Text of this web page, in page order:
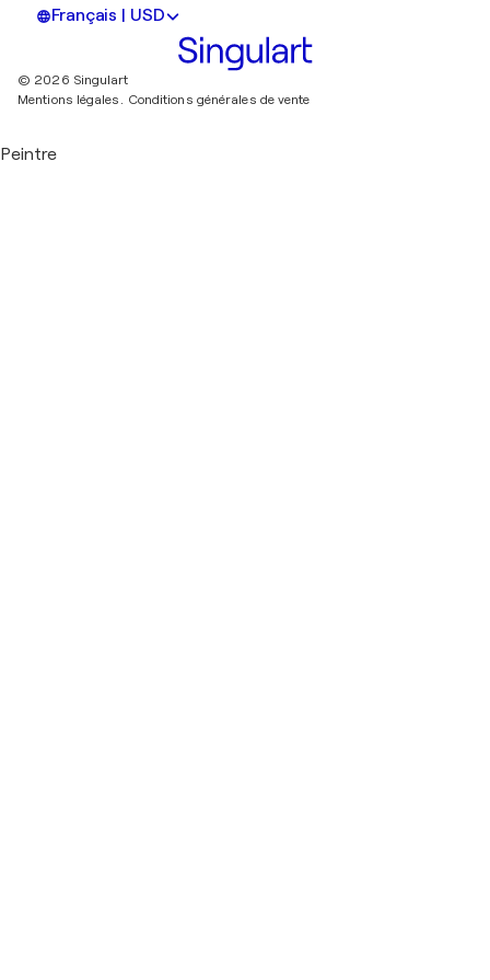
Français | USD
© 2026 Singulart
Mentions légales. Conditions générales de vente
Peintre